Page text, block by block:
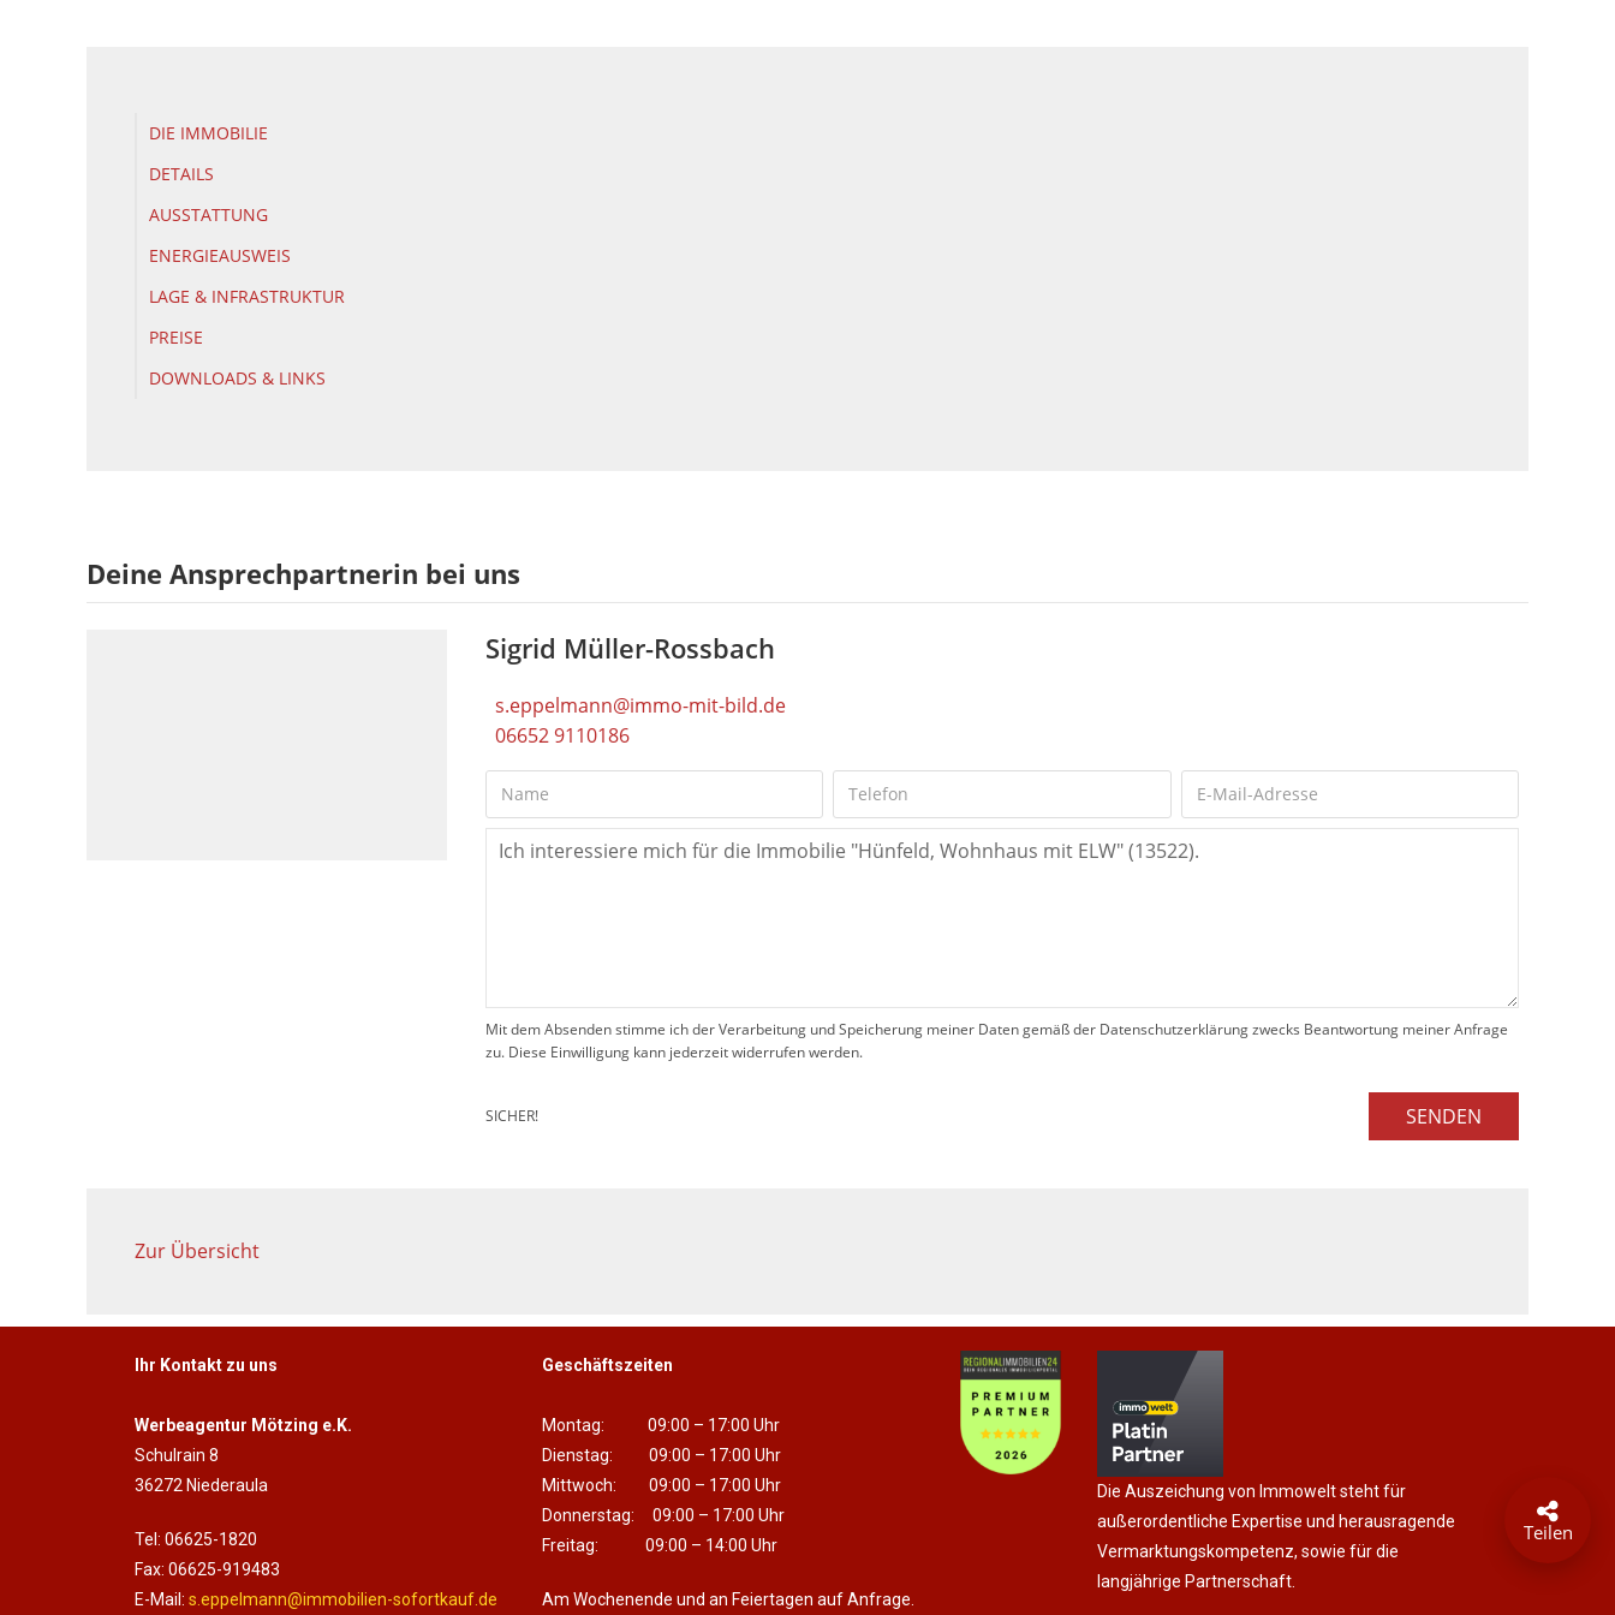
DIE IMMOBILIE
DETAILS
AUSSTATTUNG
ENERGIEAUSWEIS
LAGE & INFRASTRUKTUR
PREISE
DOWNLOADS & LINKS
Deine Ansprechpartnerin bei uns
Sigrid Müller-Rossbach
s.eppelmann@immo-mit-bild.de
06652 9110186
Mit dem Absenden stimme ich der Verarbeitung und Speicherung meiner Daten gemäß der Datenschutzerklärung zwecks Beantwortung meiner Anfrage
zu. Diese Einwilligung kann jederzeit widerrufen werden.
SICHER! SENDEN
Zur Übersicht
Ihr Kontakt zu uns
Werbeagentur Mötzing e.K.
Schulrain 8
36272 Niederaula
Tel: 06625-1820
Fax: 06625-919483
E-Mail: s.eppelmann@immobilien-sofortkauf.de
Geschäftszeiten
Montag: 09:00 – 17:00 Uhr
Dienstag: 09:00 – 17:00 Uhr
Mittwoch: 09:00 – 17:00 Uhr
Donnerstag: 09:00 – 17:00 Uhr
Freitag: 09:00 – 14:00 Uhr
Am Wochenende und an Feiertagen auf Anfrage.
Die Auszeichung von Immowelt steht für
außerordentliche Expertise und herausragende
Vermarktungskompetenz, sowie für die
langjährige Partnerschaft.
Teilen